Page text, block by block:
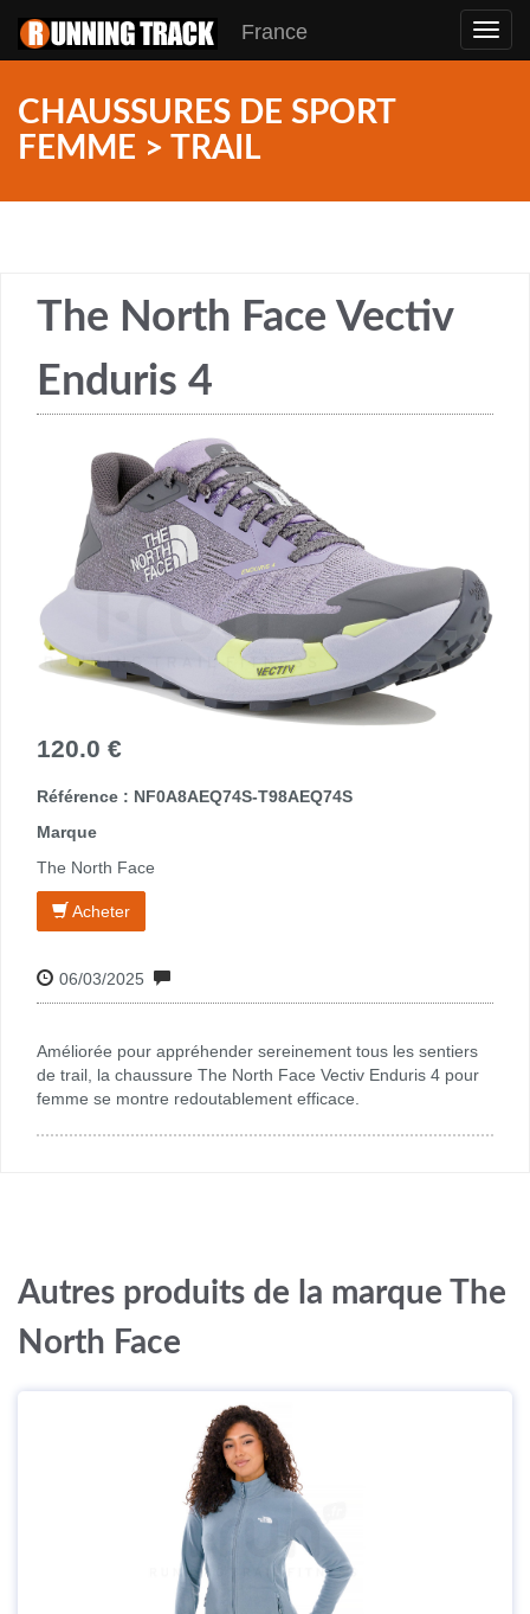
France
CHAUSSURES DE SPORT
FEMME > TRAIL
The North Face Vectiv
Enduris 4
120.0 €
Référence : NF0A8AEQ74S-T98AEQ74S
Marque
The North Face
Acheter
06/03/2025
Améliorée pour appréhender sereinement tous les sentiers
de trail, la chaussure The North Face Vectiv Enduris 4 pour
femme se montre redoutablement efficace.
Autres produits de la marque The
North Face